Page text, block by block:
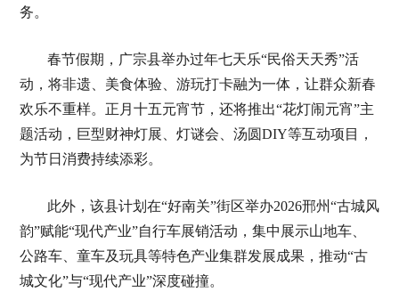
务。
春节假期，广宗县举办过年七天乐“民俗天天秀”活
动，将非遗、美食体验、游玩打卡融为一体，让群众新春
欢乐不重样。正月十五元宵节，还将推出“花灯闹元宵”主
题活动，巨型财神灯展、灯谜会、汤圆DIY等互动项目，
为节日消费持续添彩。
此外，该县计划在“好南关”街区举办2026邢州“古城风
韵”赋能“现代产业”自行车展销活动，集中展示山地车、
公路车、童车及玩具等特色产业集群发展成果，推动“古
城文化”与“现代产业”深度碰撞。